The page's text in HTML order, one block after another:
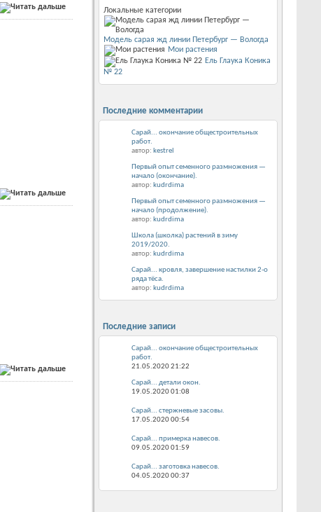
Локальные категории
Модель сарая жд линии Петербург — Вологда
Мои растения
Ель Глаука Коника
№ 22
Последние комментарии
Сарай... окончание общестроительных
работ.
автор: kestrel
Первый опыт семенного размножения —
начало (окончание).
автор: kudrdima
Первый опыт семенного размножения —
начало (продолжение).
автор: kudrdima
Школа (школка) растений в зиму
2019/2020.
автор: kudrdima
Сарай... кровля, завершение настилки 2-о
ряда тёса.
автор: kudrdima
Последние записи
Сарай... окончание общестроительных
работ.
21.05.202021:22
Сарай... детали окон.
19.05.202001:08
Сарай... стержневые засовы.
17.05.202000:54
Сарай... примерка навесов.
09.05.202001:59
Сарай... заготовка навесов.
04.05.202000:37